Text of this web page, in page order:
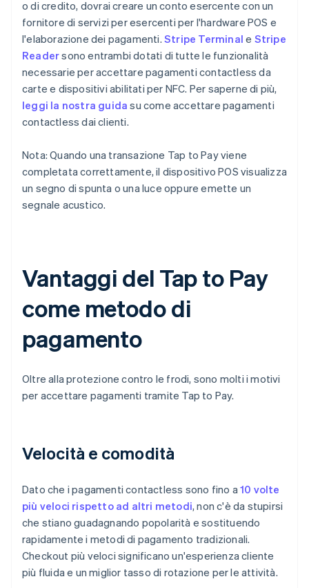
o di credito, dovrai creare un conto esercente con un
fornitore di servizi per esercenti per l'hardware POS e
l'elaborazione dei pagamenti. Stripe Terminal e Stripe
Readersono entrambi dotati di tutte le funzionalità
necessarie per accettare pagamenti contactless da
carte e dispositivi abilitati per NFC. Per saperne di più,
leggi la nostra guida su come accettare pagamenti
contactless dai clienti.
Nota: Quando una transazione Tap to Pay viene
completata correttamente, il dispositivo POS visualizza
un segno di spunta o una luce oppure emette un
segnale acustico.
Vantaggi del Tap to Pay
come metodo di
pagamento
Oltre alla protezione contro le frodi, sono molti i motivi
per accettare pagamenti tramite Tap to Pay.
Velocità e comodità
Dato che i pagamenti contactless sono fino a10 volte
più veloci rispetto ad altri metodi, non c'è da stupirsi
che stiano guadagnando popolarità e sostituendo
rapidamente i metodi di pagamento tradizionali.
Checkout più veloci significano un'esperienza cliente
più fluida e un miglior tasso di rotazione per le attività.